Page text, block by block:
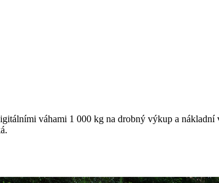
váhami 1 000 kg na drobný výkup a nákladní